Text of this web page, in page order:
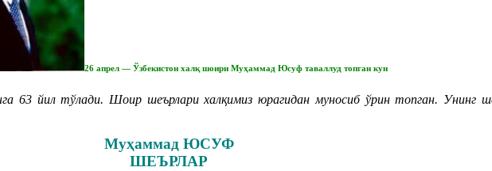
26 апрел — Ўзбекистон халқ шоири Муҳаммад Юсуф таваллуд топган кун
йил тўлади. Шоир шеърлари халқимиз юрагидан муносиб ўрин топган. Унинг
Муҳаммад ЮСУФ
ШЕЪРЛАР